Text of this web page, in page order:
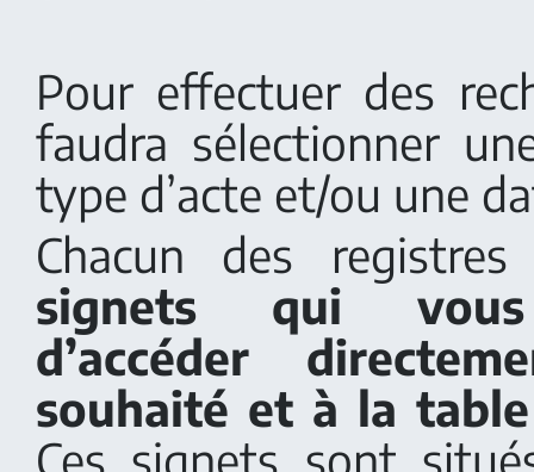
Pour effectuer des
faudra sélectionner
type d’acte et/ou une
Chacun des
signets qui vous
d’accéder
souhaité et à la
Ces signets sont